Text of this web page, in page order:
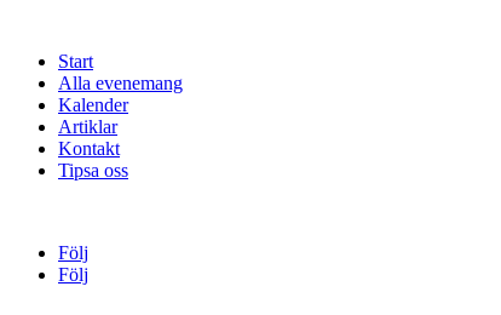
Start
Alla evenemang
Kalender
Artiklar
Kontakt
Tipsa oss
Följ
Följ